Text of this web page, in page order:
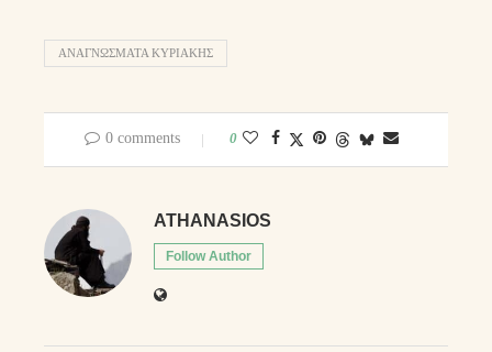
ΑΝΑΓΝΩΣΜΑΤΑ ΚΥΡΙΑΚΗΣ
0 comments 0
ATHANASIOS
Follow Author